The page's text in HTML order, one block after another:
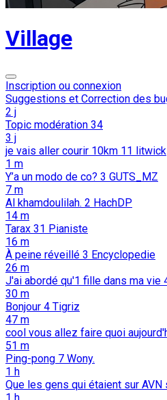
Village
Inscription ou connexion
Suggestions et Correction des
2 j
Topic modération 34
3 j
je vais aller courir 10km 11 litwick
1 m
Y’a un modo de co? 3 GUTS_MZ
7 m
Al khamdoulilah. 2 HachDP
14 m
Tarax 31 Pianiste
16 m
À peine réveillé 3 Encyclopedie
26 m
J'ai abordé qu'1 fille dans ma vie
30 m
Bonjour 4 Tigriz
47 m
cool vous allez faire quoi
51 m
Ping-pong 7 Wony.
1 h
Que les gens qui étaient sur